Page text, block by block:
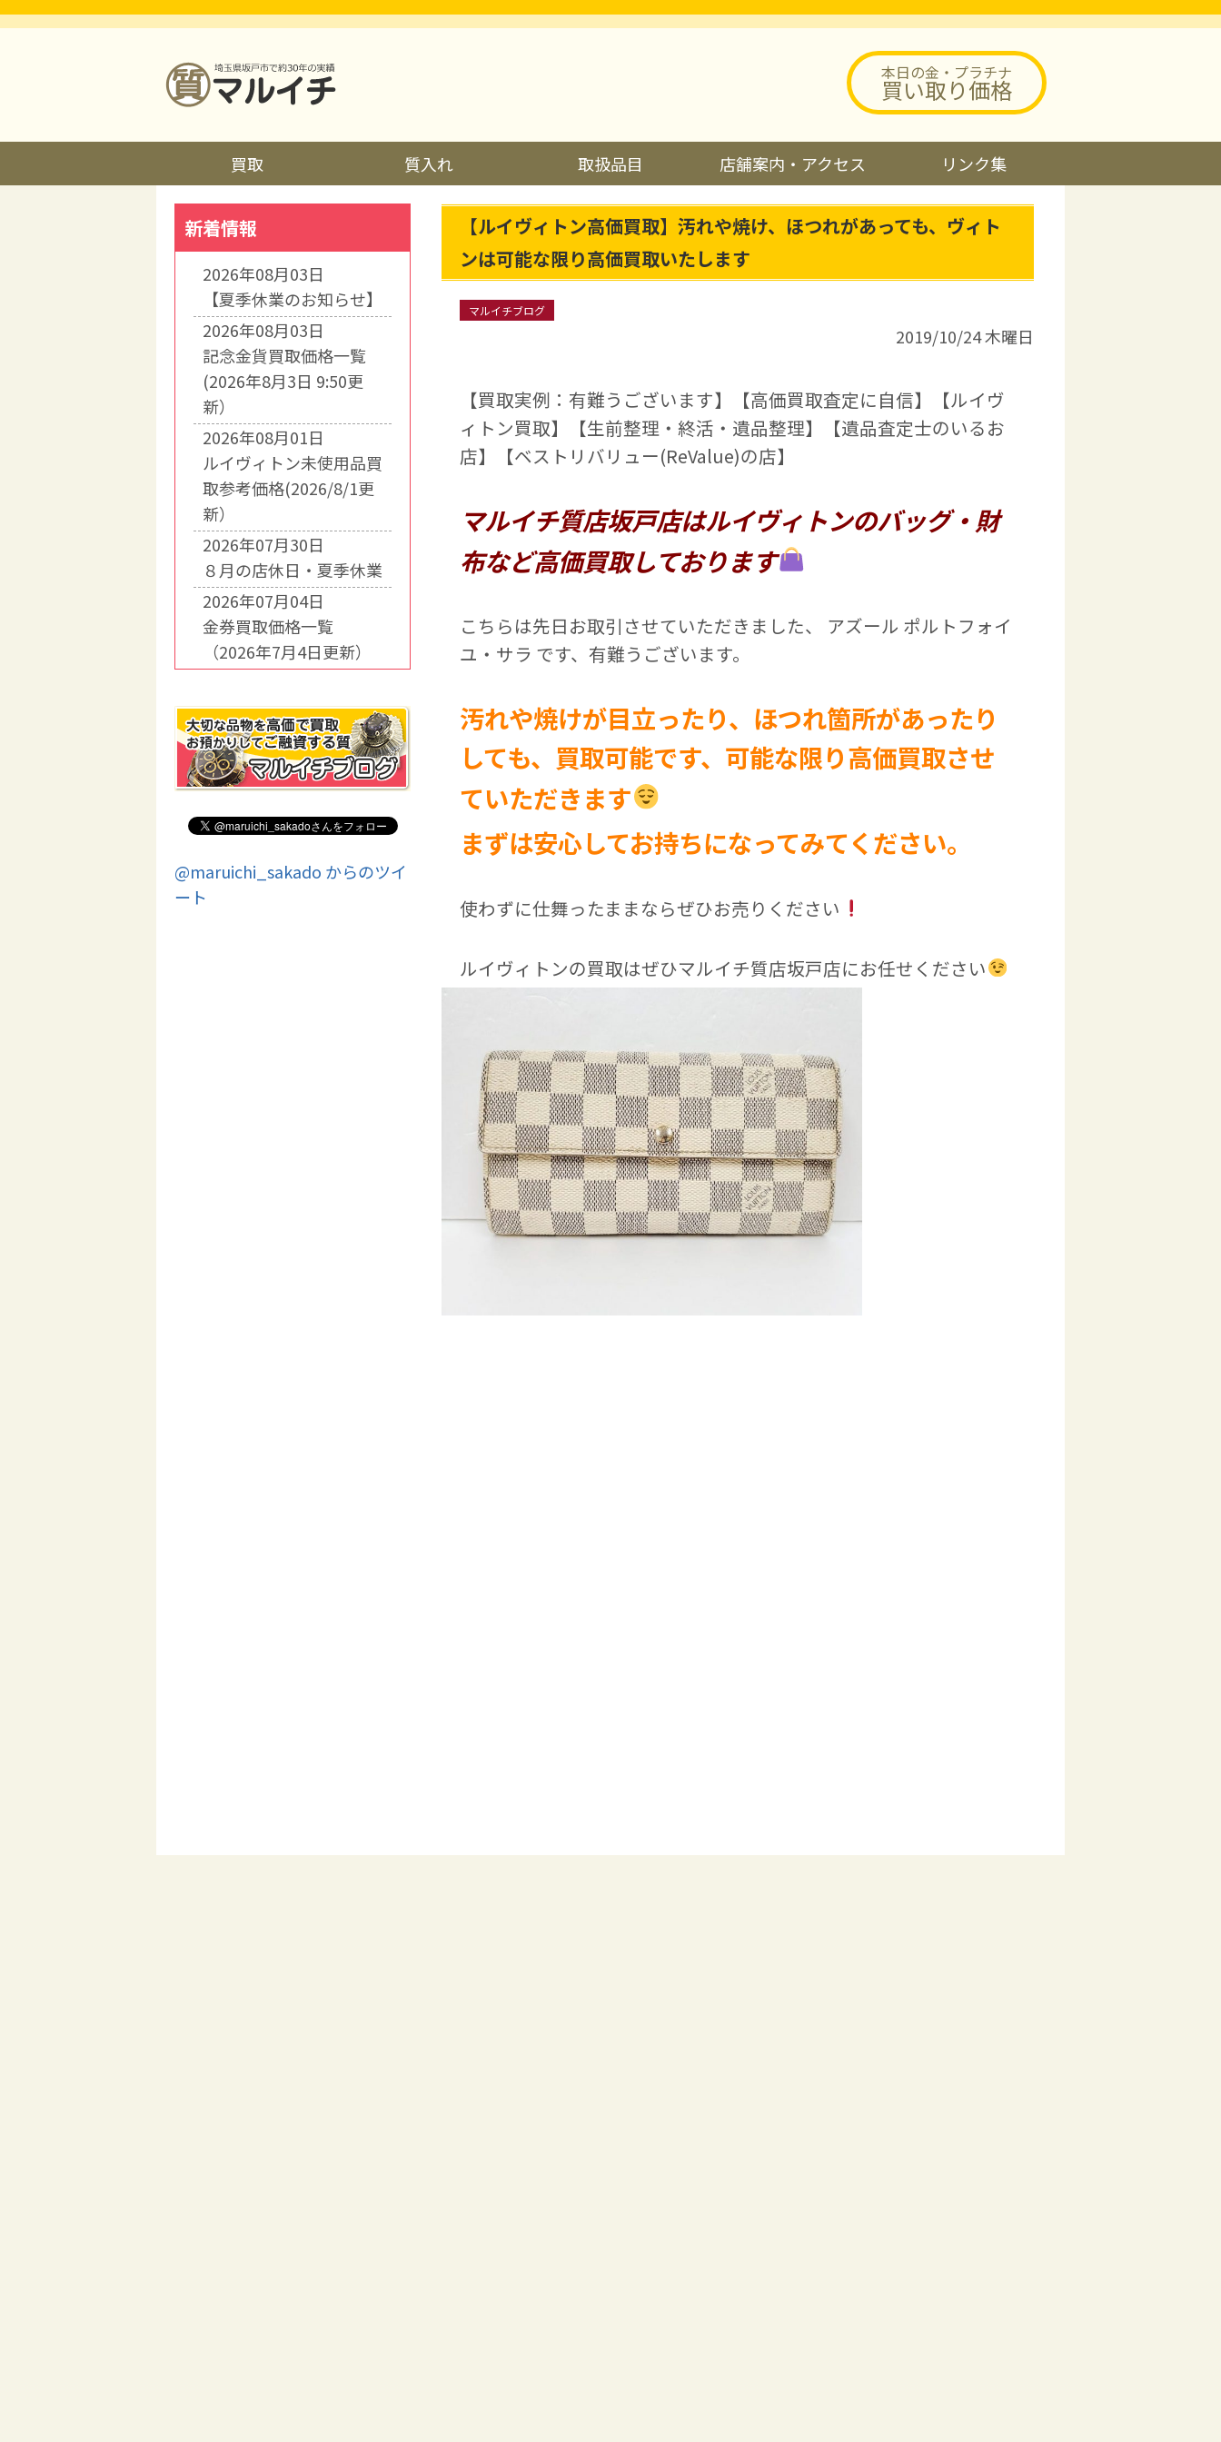
本日の金・プラチナ
買い取り価格
買取 質入れ 取扱品目 店舗案内・アクセス リンク集
【ルイヴィトン高価買取】汚れや焼け、ほつれがあっても、ヴィト
ンは可能な限り高価買取いたします
マルイチブログ
2019/10/24 木曜日
【買取実例：有難うございます】【高価買取査定に自信】【ルイヴ
ィトン買取】【生前整理・終活・遺品整理】【遺品査定士のいるお
店】【ベストリバリュー(ReValue)の店】
マルイチ質店坂戸店はルイヴィトンのバッグ・財
布など高価買取しております
こちらは先日お取引させていただきました、 アズール ポルトフォイ
ユ・サラ です、有難うございます。
汚れや焼けが目立ったり、ほつれ箇所があったり
しても、買取可能です、可能な限り高価買取させ
ていただきます
まずは安心してお持ちになってみてください。
使わずに仕舞ったままならぜひお売りください
ルイヴィトンの買取はぜひマルイチ質店坂戸店にお任せください
新着情報
2026年08月03日
【夏季休業のお知らせ】
2026年08月03日
記念金貨買取価格一覧
(2026年8月3日 9:50更
新）
2026年08月01日
ルイヴィトン未使用品買
取参考価格(2026/8/1更
新）
2026年07月30日
８月の店休日・夏季休業
2026年07月04日
金券買取価格一覧
（2026年7月4日更新）
@maruichi_sakado からのツイ
ート